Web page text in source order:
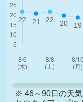
※ 46～90日の天